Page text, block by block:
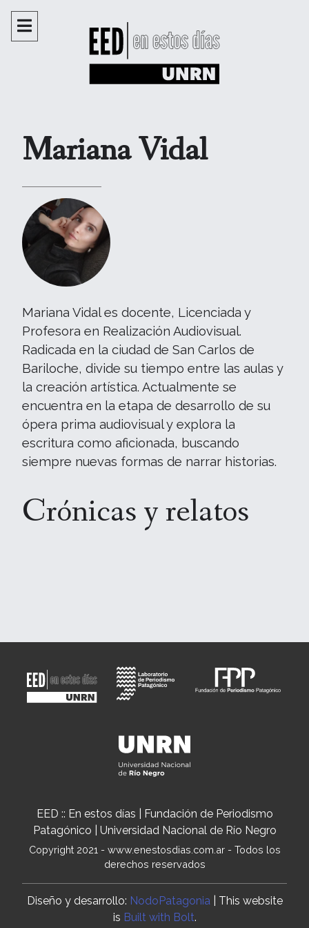
Mariana Vidal
Mariana Vidal es docente, Licenciada y
Profesora en Realización Audiovisual.
Radicada en la ciudad de San Carlos de
Bariloche, divide su tiempo entre las aulas y
la creación artística. Actualmente se
encuentra en la etapa de desarrollo de su
ópera prima audiovisual y explora la
escritura como aficionada, buscando
siempre nuevas formas de narrar historias.
Crónicas y relatos
EED :: En estos días | Fundación de Periodismo
Patagónico | Universidad Nacional de Río Negro
Copyright 2021 - www.enestosdias.com.ar - Todos los
derechos reservados
Diseño y desarrollo: NodoPatagonia| This website
is Built with Bolt.